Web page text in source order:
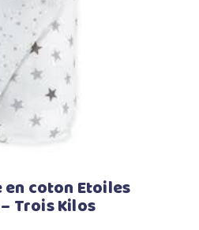
la suite
coton Etoiles
Trois Kilos